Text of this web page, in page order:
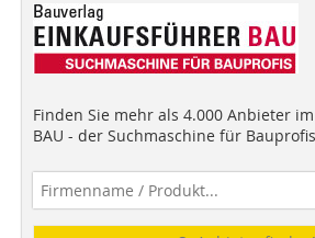
Finden Sie mehr als 4.000 Anbieter im
BAU - der Suchmaschine für